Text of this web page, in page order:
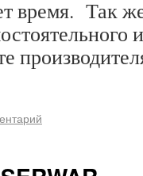
время. Так